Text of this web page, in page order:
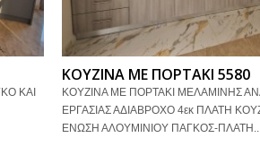
ΚΑΙ
ΚΟΥΖΙΝΑ ΜΕ ΠΟΡΤΑΚΙ 5580
ΚΟΥΖΙΝΑ ΜΕ ΠΟΡΤΑΚΙ ΜΕΛΑΜΙΝΗΣ
ΕΡΓΑΣΙΑΣ ΑΔΙΑΒΡΟΧΟ 4εκ ΠΛΑΤΗ
ΕΝΩΣΗ ΑΛΟΥΜΙΝΙΟΥ ΠΑΓΚΟΣ-